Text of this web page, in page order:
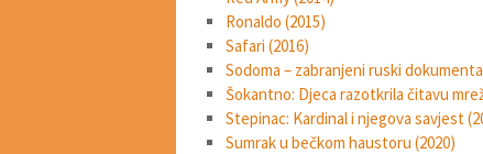
Ronaldo (2015)
Safari (2016)
Sodoma – zabranjeni ruski
Šokantno: Djeca razotkrila čitavu
Stepinac: Kardinal i njegova savjest
Sumrak u bečkom haustoru (2020)